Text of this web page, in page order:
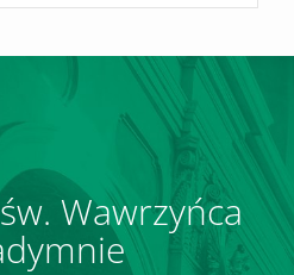
Wawrzyńca